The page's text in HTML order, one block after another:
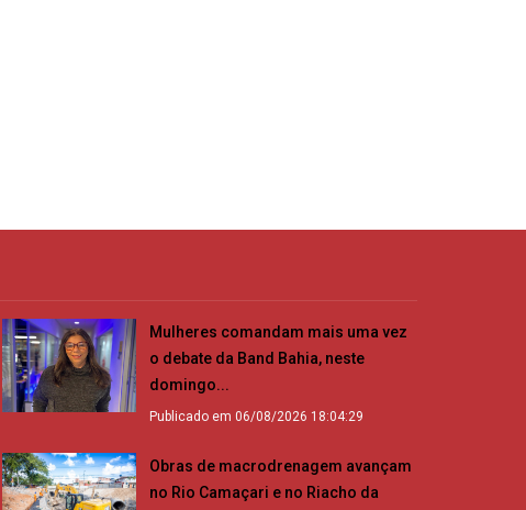
Mulheres comandam mais uma vez
o debate da Band Bahia, neste
domingo...
Publicado em 06/08/2026 18:04:29
Obras de macrodrenagem avançam
no Rio Camaçari e no Riacho da